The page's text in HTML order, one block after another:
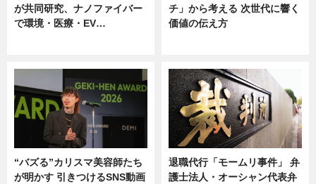
が共同研究、ナノファイバー
で環境・医療・EV…
チ」から考える 次世代に響く
価値の伝え方
“バズる”カリスマ美容師たち
が明かす 引きつけるSNS動画
退職代行「モームリ事件」 弁
護士法人・オーシャン代表弁